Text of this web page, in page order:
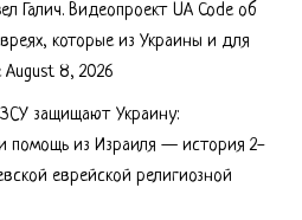
Галич. Видеопроект UA Code об
которые из Украины и для
August 8, 2026
защищают Украину:
помощь из Израиля — история 2-
еврейской религиозной